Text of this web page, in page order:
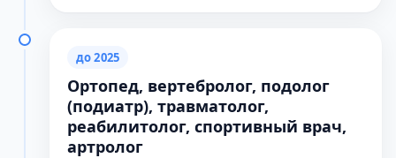
до 2025
Ортопед, вертебролог, подолог
(подиатр), травматолог,
реабилитолог, спортивный врач,
артролог